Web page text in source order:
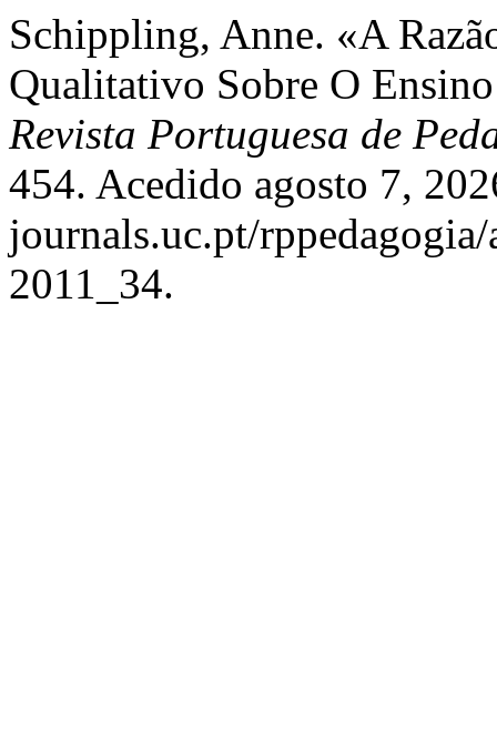
Schippling, Anne. «A
Qualitativo Sobre O
Revista Portuguesa de
454. Acedido agosto 7,
journals.uc.pt/
2011_34.